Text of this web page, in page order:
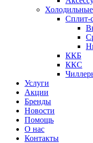
Сплит-
ККБ
ККС
Услуги
Акции
Бренды
Новости
Помощь
О нас
Контакты